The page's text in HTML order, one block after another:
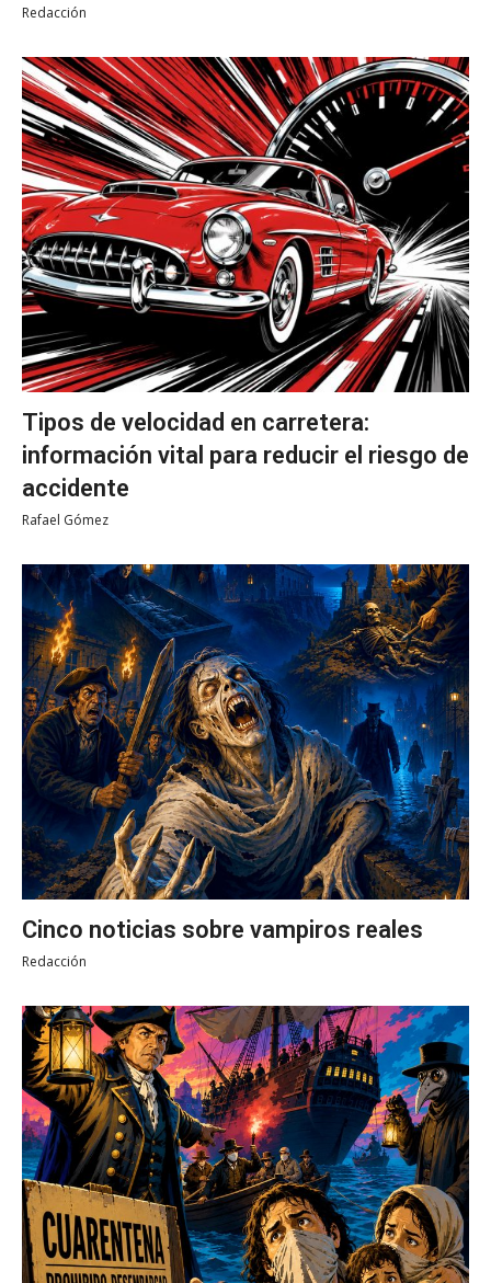
Redacción
Tipos de velocidad en carretera:
información vital para reducir el riesgo de
accidente
Rafael Gómez
Cinco noticias sobre vampiros reales
Redacción